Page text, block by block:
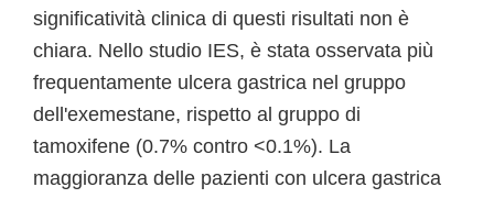
significatività clinica di questi risultati non è
chiara. Nello studio IES, è stata osservata più
frequentamente ulcera gastrica nel gruppo
dell'exemestane, rispetto al gruppo di
tamoxifene (0.7% contro <0.1%). La
maggioranza delle pazienti con ulcera gastrica